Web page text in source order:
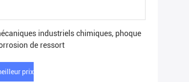
industriels chimiques, phoque
de ressort
prix